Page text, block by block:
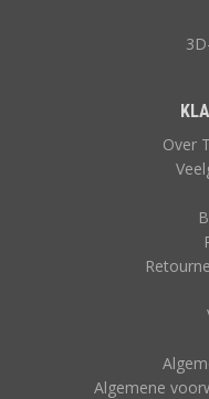
Over
Algemene